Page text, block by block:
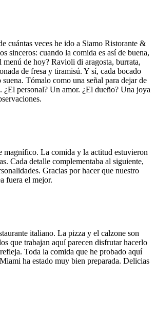
cuántas veces he ido a Siamo Ristorante &
sinceros: cuando la comida es así de buena,
menú de hoy? Ravioli di aragosta, burrata,
de fresa y tiramisú. Y sí, cada bocado
Tómalo como una señal para dejar de
¿El personal? Un amor. ¿El dueño? Una joya
magnífico. La comida y la actitud estuvieron
Cada detalle complementaba al siguiente,
Gracias por hacer que nuestro
fuera el mejor.
italiano. La pizza y el calzone son
que trabajan aquí parecen disfrutar hacerlo
Toda la comida que he probado aquí
ha estado muy bien preparada. Delicias